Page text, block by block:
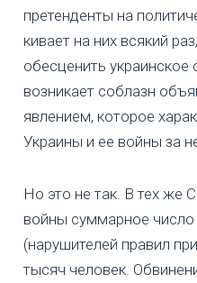
претенденты на
кивает на них всякий
обесценить
возникает соблазн
явлением, которое
Украины и ее войны за
Но это не так. В тех же
войны суммарное
(нарушителей правил
тысяч человек.